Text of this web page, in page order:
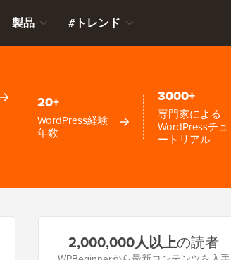
製品 #トレンド
20+
WordPress経験
年数
3000+
専門家による
WordPressチュ
ートリアル
2,000,000人以上の読者